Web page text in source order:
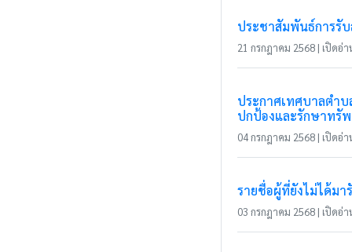
ประชาสัมพันธ์การรั
21 กรกฎาคม 2568 | เปิดอ่า
ประกาศเทศบาลตำ
ปกป้องและรักษาทรั
04 กรกฎาคม 2568 | เปิดอ่า
รายชื่อผู้ที่ยังไม่ได้ม
03 กรกฎาคม 2568 | เปิดอ่า